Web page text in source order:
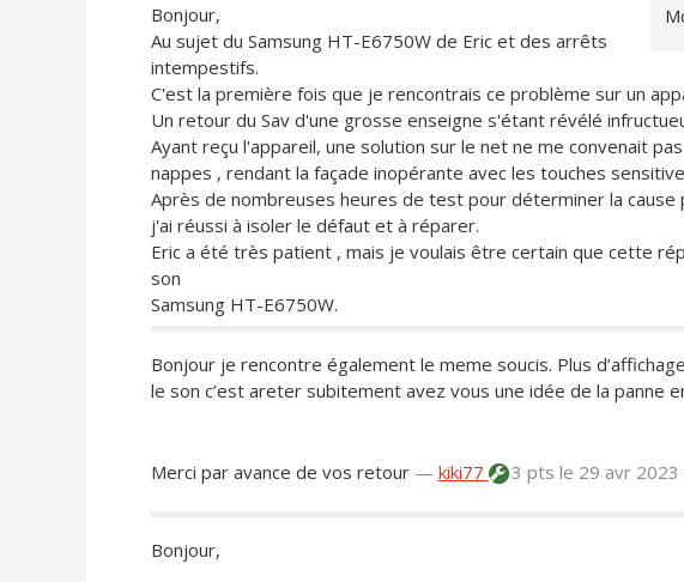
Bonjour,
Au sujet du Samsung HT-E6750W de Eric et des arrêts
intempestifs.
C'est la première fois que je rencontrais ce problème sur un
Un retour du Sav d'une grosse enseigne s'étant révélé
Ayant reçu l'appareil, une solution sur le net ne me convenait
nappes , rendant la façade inopérante avec les touches
Après de nombreuses heures de test pour déterminer la
j'ai réussi à isoler le défaut et à réparer.
Eric a été très patient , mais je voulais être certain que cette
son
Samsung HT-E6750W.
Bonjour je rencontre également le meme soucis. Plus
le son c’est areter subitement avez vous une idée de la panne
Merci par avance de vos retour — kiki77 3 pts le 29 avr 2023
Bonjour,